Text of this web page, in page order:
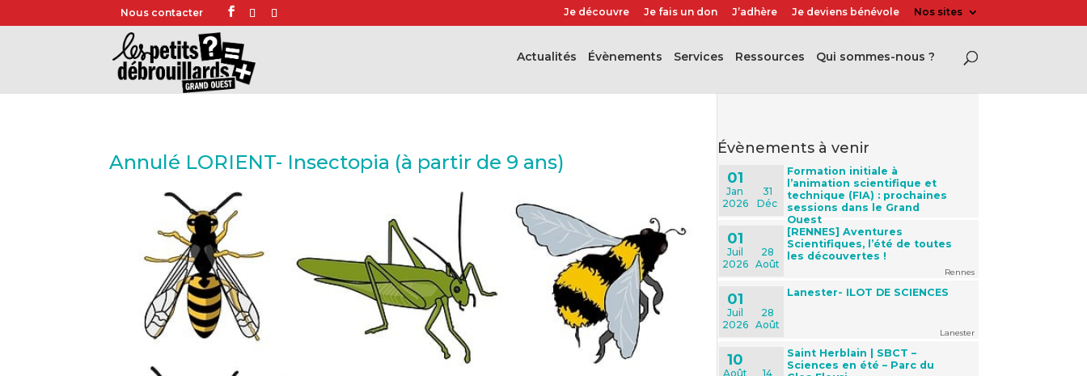
Nous contacter Je découvre Je fais un don J’adhère Je deviens bénévole Nos sites
Actualités évènements Services Ressources Qui sommes-nous ?
Annulé LORIENT- Insectopia (à partir de 9 ans)
évènements à venir
01
Jan
2026
31
Déc
Formation initiale à
l’animation scientifique et
technique (FIA) : prochaines
sessions dans le Grand
Ouest
01
Juil
2026
28
Août
[RENNES] Aventures
Scientifiques, l’été de toutes
les découvertes !
Rennes
01
Juil
2026
28
Août
Lanester- ILOT DE SCIENCES
Lanester
10
Août
14
Saint Herblain | SBCT –
Sciences en été – Parc du